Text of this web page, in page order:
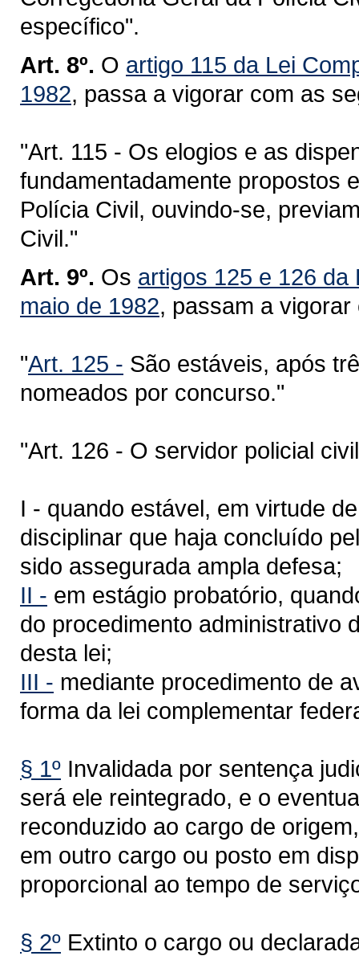
específico".
Art. 8º. O artigo 115 da Lei
1982, passa a vigorar com as
"Art. 115 - Os elogios e as
fundamentadamente propostos
Polícia Civil, ouvindo-se,
Civil."
Art. 9º. Os artigos 125 e 126 da
maio de 1982, passam a
"Art. 125 - São estáveis, após
nomeados por concurso."
"Art. 126 - O servidor policial
I - quando estável, em virtude
disciplinar que haja concluído
sido assegurada ampla defesa;
II - em estágio probatório,
do procedimento administrativo
desta lei;
III - mediante procedimento de
forma da lei complementar
§ 1º Invalidada por sentença
será ele reintegrado, e o
reconduzido ao cargo de
em outro cargo ou posto em
proporcional ao tempo de
§ 2º Extinto o cargo ou